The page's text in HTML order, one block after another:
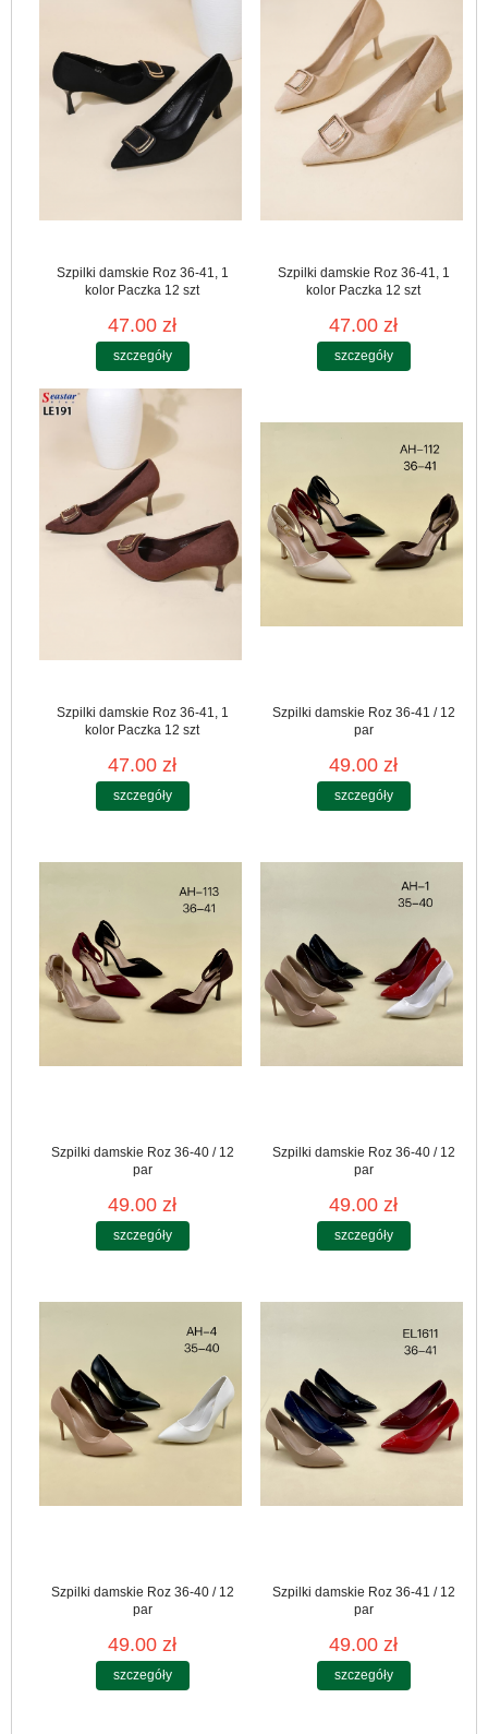
Szpilki damskie Roz 36-41, 1
kolor Paczka 12 szt
47.00 zł
szczegóły
Szpilki damskie Roz 36-41, 1
kolor Paczka 12 szt
47.00 zł
szczegóły
Szpilki damskie Roz 36-41, 1
kolor Paczka 12 szt
47.00 zł
szczegóły
Szpilki damskie Roz 36-41 / 12
par
49.00 zł
szczegóły
Szpilki damskie Roz 36-40 / 12
par
49.00 zł
szczegóły
Szpilki damskie Roz 36-40 / 12
par
49.00 zł
szczegóły
Szpilki damskie Roz 36-40 / 12
par
49.00 zł
szczegóły
Szpilki damskie Roz 36-41 / 12
par
49.00 zł
szczegóły